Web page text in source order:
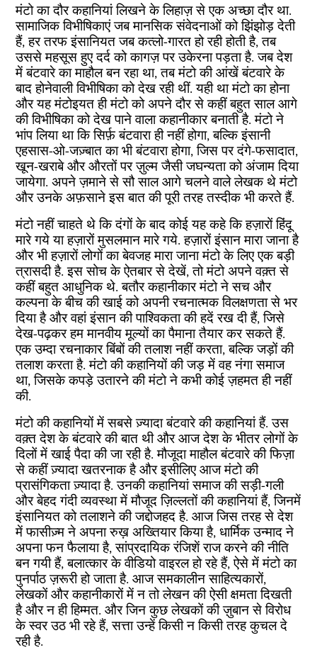
मंटो का दौर कहानियां लिखने के लिहाज़ से एक अच्छा दौर था.
सामाजिक विभीषिकाएं जब मानसिक संवेदनाओं को झिंझोड़ देती
हैं, हर तरफ इंसानियत जब कत्लो-गारत हो रही होती है, तब
उससे महसूस हुए दर्द को कागज़ पर उकेरना पड़ता है. जब देश
में बंटवारे का माहौल बन रहा था, तब मंटो की आंखें बंटवारे के
बाद होनेवाली विभीषिका को देख रही थीं. यही था मंटो का होना
और यह मंटोइयत ही मंटो को अपने दौर से कहीं बहुत साल आगे
की विभीषिका को देख पाने वाला कहानीकार बनाती है. मंटो ने
भांप लिया था कि सिर्फ़ बंटवारा ही नहीं होगा, बल्कि इंसानी
एहसास-ओ-जज़्बात का भी बंटवारा होगा, जिस पर दंगे-फसादात,
खून-खराबे और औरतों पर ज़ुल्म जैसी जघन्यता को अंजाम दिया
जायेगा. अपने ज़माने से सौ साल आगे चलने वाले लेखक थे मंटो
और उनके अफ़साने इस बात की पूरी तरह तस्दीक भी करते हैं.
मंटो नहीं चाहते थे कि दंगों के बाद कोई यह कहे कि हज़ारों हिंदू
मारे गये या हज़ारों मुसलमान मारे गये. हज़ारों इंसान मारा जाना है
और भी हज़ारों लोगों का बेवजह मारा जाना मंटो के लिए एक बड़ी
त्रासदी है. इस सोच के ऐतबार से देखें, तो मंटो अपने वक़्त से
कहीं बहुत आधुनिक थे. बतौर कहानीकार मंटो ने सच और
कल्पना के बीच की खाई को अपनी रचनात्मक विलक्षणता से भर
दिया है और वहां इंसान की पाश्विकता की हदें रख दी हैं, जिसे
देख-पढ़कर हम मानवीय मूल्यों का पैमाना तैयार कर सकते हैं.
एक उम्दा रचनाकार बिंबों की तलाश नहीं करता, बल्कि जड़ों की
तलाश करता है. मंटो की कहानियों की जड़ में वह नंगा समाज
था, जिसके कपड़े उतारने की मंटो ने कभी कोई ज़हमत ही नहीं
की.
मंटो की कहानियों में सबसे ज़्यादा बंटवारे की कहानियां हैं. उस
वक़्त देश के बंटवारे की बात थी और आज देश के भीतर लोगों के
दिलों में खाई पैदा की जा रही है. मौजूदा माहौल बंटवारे की फिज़ा
से कहीं ज़्यादा खतरनाक है और इसीलिए आज मंटो की
प्रासंगिकता ज़्यादा है. उनकी कहानियां समाज की सड़ी-गली
और बेहद गंदी व्यवस्था में मौजूद ज़िल्लतों की कहानियां हैं, जिनमें
इंसानियत को तलाशने की जद्दोजहद है. आज जिस तरह से देश
में फासीज़्म ने अपना रुख़ अख्तियार किया है, धार्मिक उन्माद ने
अपना फन फैलाया है, सांप्रदायिक रंजिशें राज करने की नीति
बन गयी हैं, बलात्कार के वीडियो वाइरल हो रहे हैं, ऐसे में मंटो का
पुनर्पाठ ज़रूरी हो जाता है. आज समकालीन साहित्यकारों,
लेखकों और कहानीकारों में न तो लेखन की ऐसी क्षमता दिखती
है और न ही हिम्मत. और जिन कुछ लेखकों की ज़ुबान से विरोध
के स्वर उठ भी रहे हैं, सत्ता उन्हें किसी न किसी तरह कुचल दे
रही है.